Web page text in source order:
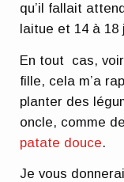
qu’il fallait
laitue et 14 à
En tout cas,
fille, cela m’a
planter des
oncle, comme
patate douce.
Je vous